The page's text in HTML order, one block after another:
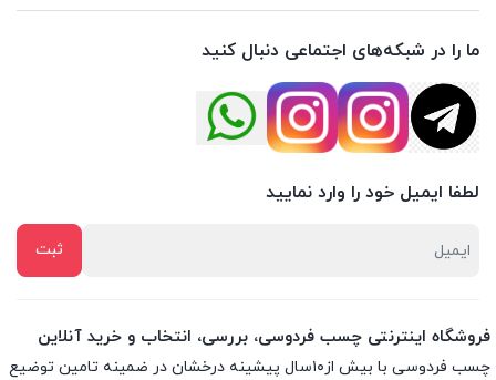
ما را در شبکه‌های اجتماعی دنبال کنید
لطفا ایمیل خود را وارد نمایید
فروشگاه اینترنتی چسب فردوسی، بررسی، انتخاب و خرید آنلاین
چسب فردوسی با بیش از۱۰سال پیشینه درخشان در ضمینه تامین توضیع